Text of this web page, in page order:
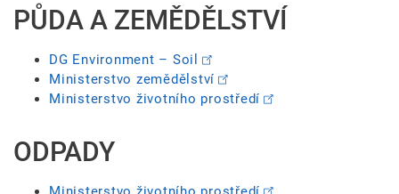
PŮDA A ZEMĚDĚLSTVÍ
DG Environment – Soil
Ministerstvo zemědělství
Ministerstvo životního prostředí
ODPADY